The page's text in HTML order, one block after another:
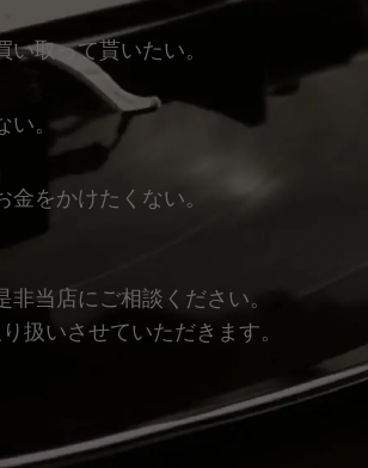
取って貰いたい。
い。
をかけたくない。
当店にご相談ください。
扱いさせていただきます。